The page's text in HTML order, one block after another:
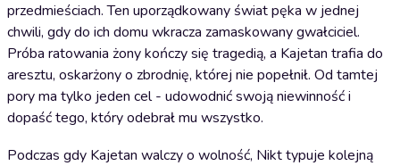
przedmieściach. Ten uporządkowany świat pęka w jednej
chwili, gdy do ich domu wkracza zamaskowany gwałciciel.
Próba ratowania żony kończy się tragedią, a Kajetan trafia do
aresztu, oskarżony o zbrodnię, której nie popełnił. Od tamtej
pory ma tylko jeden cel - udowodnić swoją niewinność i
dopaść tego, który odebrał mu wszystko.
Podczas gdy Kajetan walczy o wolność, Nikt typuje kolejną